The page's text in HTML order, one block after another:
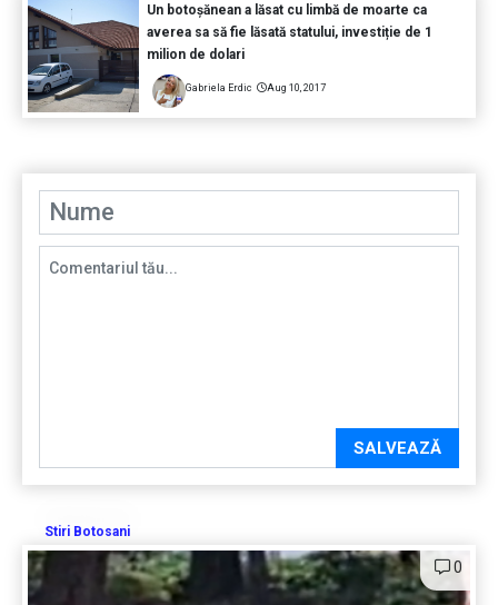
Un botoșănean a lăsat cu limbă de moarte ca
averea sa să fie lăsată statului, investiție de 1
milion de dolari
Gabriela Erdic Aug 10, 2017
SALVEAZĂ
Stiri Botosani
0